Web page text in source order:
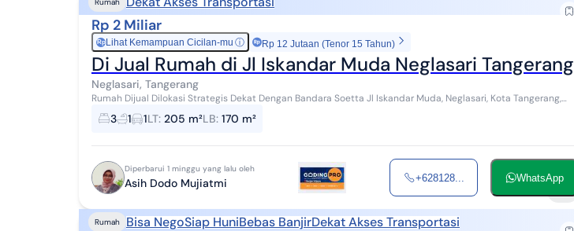
Rp 2 Miliar
RpLihat Kemampuan Cicilan-mu ⓘ Rp 12 Jutaan (Tenor 15 Tahun)
Di Jual Rumah di Jl Iskandar Muda Neglasari Tangerang
Neglasari, Tangerang
Rumah Dijual Dilokasi Strategis Dekat Dengan Bandara Soetta Jl Iskandar Muda, Neglasari, Kota Tangerang,
3 1 1LT: 205 m²LB: 170 m²
Diperbarui 1 minggu yang lalu oleh
Asih Dodo Mujiatmi +628128... WhatsApp
Rumah Bisa NegoSiap HuniBebas BanjirDekat Akses Transportasi